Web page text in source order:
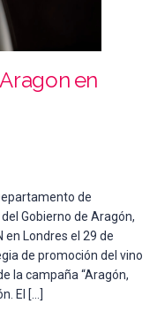
en
de
Gobierno de Aragón,
en Londres el 29 de
de promoción del vino
la campaña “Aragón,
El […]